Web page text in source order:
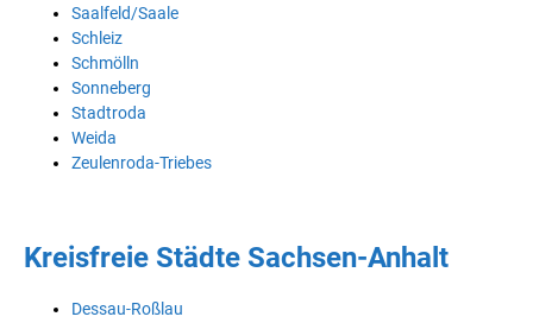
Saalfeld/Saale
Schleiz
Schmölln
Sonneberg
Stadtroda
Weida
Zeulenroda-Triebes
Kreisfreie Städte Sachsen-Anhalt
Dessau-Roßlau